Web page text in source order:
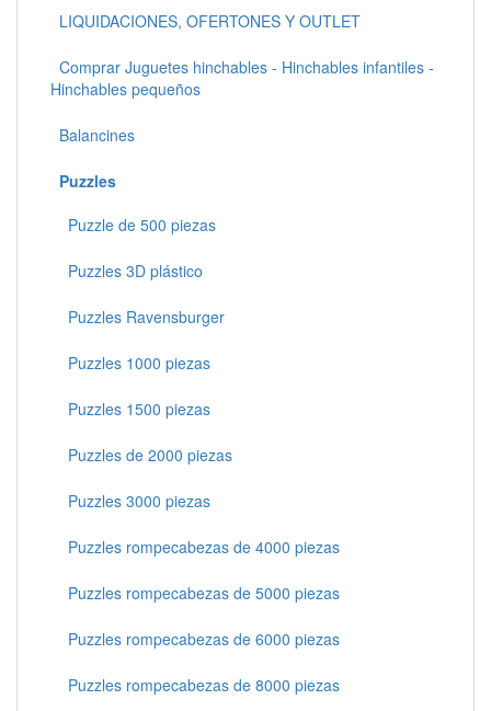
LIQUIDACIONES, OFERTONES Y OUTLET
Comprar Juguetes hinchables - Hinchables infantiles -
Hinchables pequeños
Balancines
Puzzles
Puzzle de 500 piezas
Puzzles 3D plástico
Puzzles Ravensburger
Puzzles 1000 piezas
Puzzles 1500 piezas
Puzzles de 2000 piezas
Puzzles 3000 piezas
Puzzles rompecabezas de 4000 piezas
Puzzles rompecabezas de 5000 piezas
Puzzles rompecabezas de 6000 piezas
Puzzles rompecabezas de 8000 piezas